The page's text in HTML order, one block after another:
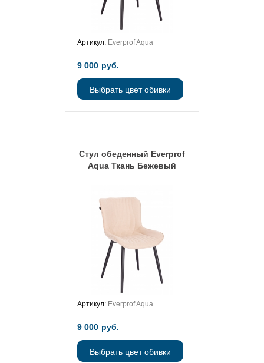
Артикул: Everprof Aqua
9 000 руб.
Выбрать цвет обивки
Стул обеденный Everprof
Aqua Ткань Бежевый
Артикул: Everprof Aqua
9 000 руб.
Выбрать цвет обивки